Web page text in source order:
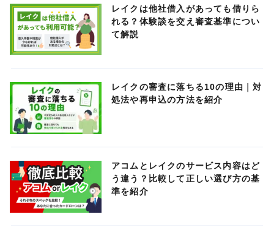
レイクは他社借入があっても借りら
れる？体験談を交え審査基準につい
て解説
レイクの審査に落ちる10の理由｜対
処法や再申込の方法を紹介
アコムとレイクのサービス内容はど
う違う？比較して正しい選び方の基
準を紹介